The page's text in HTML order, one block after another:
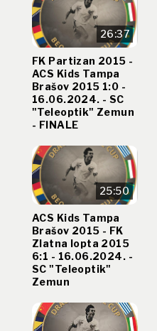
26:37
FK Partizan 2015 -
ACS Kids Tampa
Brašov 2015 1:0 -
16.06.2024. - SC
"Teleoptik" Zemun
- FINALE
25:50
ACS Kids Tampa
Brašov 2015 - FK
Zlatna lopta 2015
6:1 - 16.06.2024. -
SC "Teleoptik"
Zemun